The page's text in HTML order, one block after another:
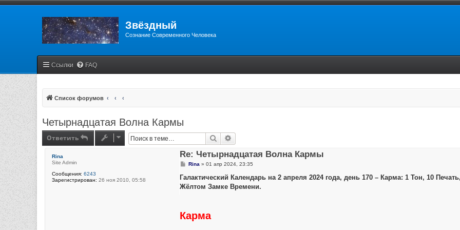
Звёздный
Сознание Современного Человека
Ссылки FAQ
Список форумов
Четырнадцатая Волна Кармы
Ответить Поиск
Rina
Site Admin
Сообщения: 6243
Зарегистрирован: 26 ноя 2010, 05:58
Re: Четырнадцатая Волна Кармы
С
о
щ
е
Rina » 01 апр 2024, 23:35
Галактический Календарь на 2 апреля 2024 года, день 170 – Карма: 1 Тон, 10
Жёлтом Замке Времени.
Карма